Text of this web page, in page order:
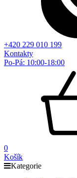
+420 229 010 199
Kontakty
Po-Pá: 10:00-18:00
0
Košík
Kategorie